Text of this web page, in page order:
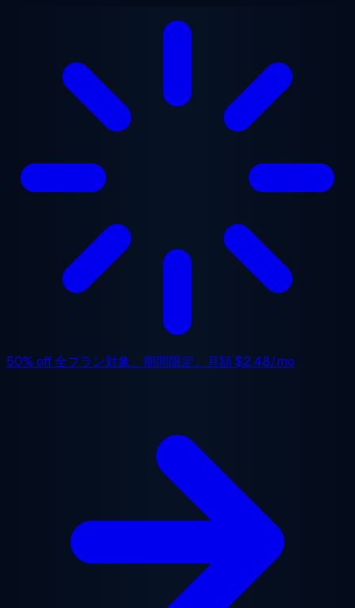
50% off全プラン対象、期間限定。月額$2.48/mo